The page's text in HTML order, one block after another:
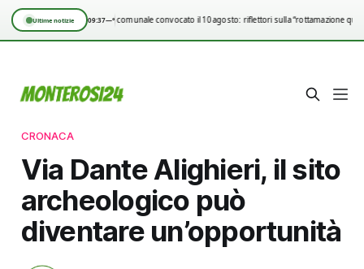
Ultime notizie 09:37—°
Consiglio comunale convocato il 10 agosto: riflettori sulla “rottamazione
CRONACA
Via Dante Alighieri, il sito
archeologico può
diventare un’opportunità